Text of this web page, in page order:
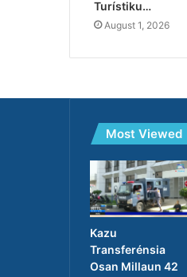
Turístiku…
August 1, 2026
Most Viewed
Kazu
Transferénsia
Osan Millaun 42